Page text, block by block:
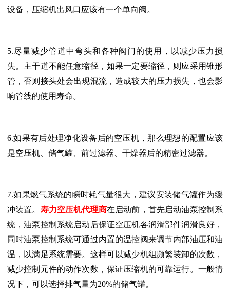
设备，压缩机出风口应该有一个单向阀。
5.尽量减少管道中弯头和各种阀门的使用，以减少压力损
失。主干道不能任意缩径，如果一定要缩径，则应采用锥形
管，否则接头处会出现混流，造成较大的压力损失，也会影
响管线的使用寿命。
6.如果有后处理净化设备后的空压机，那么理想的配置应该
是空压机、储气罐、前过滤器、干燥器后的精密过滤器。
7.如果燃气系统的瞬时耗气量很大，建议安装储气罐作为缓
冲装置。 寿力空压机代理商在启动前，首先启动油泵控制系
统，油泵控制系统启动后保证空压机各润滑部件润滑良好，
同时油泵控制系统可通过内置的温控阀来调节内部油压和油
温，以满足系统需要。这样可以减少机组频繁装卸的次数，
减少控制元件的动作次数，保证压缩机的可靠运行。一般情
况下，可以选择排气量为20%的储气罐。